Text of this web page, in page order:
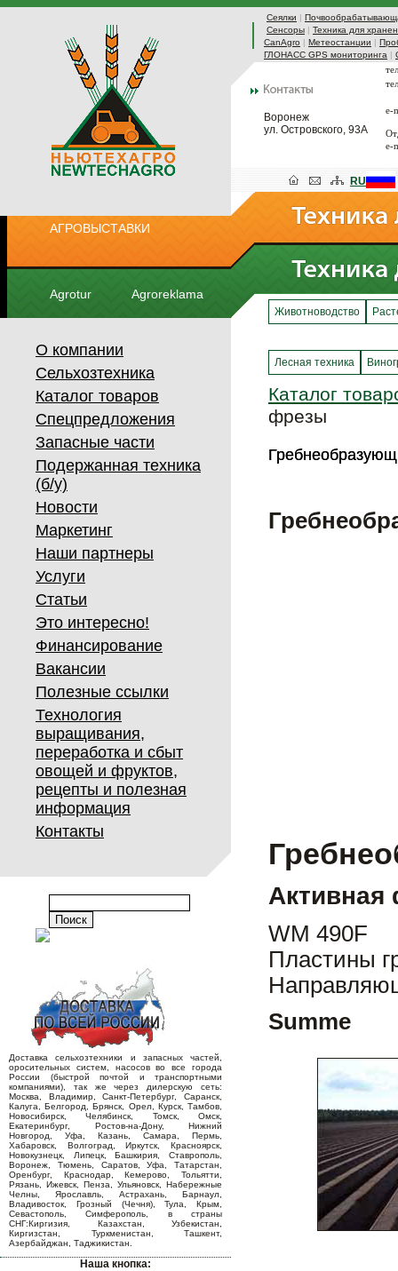
Сеялки |
Сенсоры | Техника для
CanAgro | Метеостанции |
ГЛОНАСС GPS мониторинга |
Воронеж
ул. Островского, 93А
e-
e-
АГРОВЫСТАВКИ
Agrotur Agroreklama
RU
О компании
Сельхозтехника
Каталог товаров
Спецпредложения
Запасные части
Подержанная техника
(б/у)
Новости
Маркетинг
Наши партнеры
Услуги
Статьи
Это интересно!
Финансирование
Вакансии
Полезные ссылки
Технология
выращивания,
переработка и сбыт
овощей и фруктов,
рецепты и полезная
информация
Контакты
Доставка сельхозтехники и запасных частей,
оросительных систем, насосов во все города
России (быстрой почтой и транспортными
компаниями), так же через дилерскую сеть:
Москва, Владимир, Санкт-Петербург, Саранск,
Калуга, Белгород, Брянск, Орел, Курск, Тамбов,
Новосибирск, Челябинск, Томск, Омск,
Екатеринбург, Ростов-на-Дону, Нижний
Новгород, Уфа, Казань, Самара, Пермь,
Хабаровск, Волгоград, Иркутск, Красноярск,
Новокузнецк, Липецк, Башкирия, Ставрополь,
Воронеж, Тюмень, Саратов, Уфа, Татарстан,
Оренбург, Краснодар, Кемерово, Тольятти,
Рязань, Ижевск, Пенза, Ульяновск, Набережные
Челны, Ярославль, Астрахань, Барнаул,
Владивосток, Грозный (Чечня), Тула, Крым,
Севастополь, Симферополь, в страны
СНГ:Киргизия, Казахстан, Узбекистан,
Киргизстан, Туркменистан, Ташкент,
Азербайджан, Таджикистан.
Наша кнопка:
Животноводство
Лесная техника
Каталог
фрезы
Активная
WM 490F
Пластины
Summe